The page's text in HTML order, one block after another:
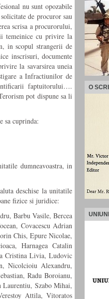
nu sunt opozabile
de procuror sau
scrisa a procurorului,
temeinice cu privire la
in scopul strangerii de
inscrisuri, documente
la savarsirea uneia
a Infractiunilor de
faptuitorului….
pot dispune sa li
sa cuprinda:
dumneavoastra, in
deschise la unitatile
fizice si juridice:
Barbu Vasile, Bercea
Covacescu Adrian
Chis, Epure Nicolae,
Harnagea Catalin
Cristina Livia, Ludovic
Nicolcioiu Alexandru,
Radu Boroianu,
Laurentiu, Szabo Mihai,
Attila, Vitoratos
O